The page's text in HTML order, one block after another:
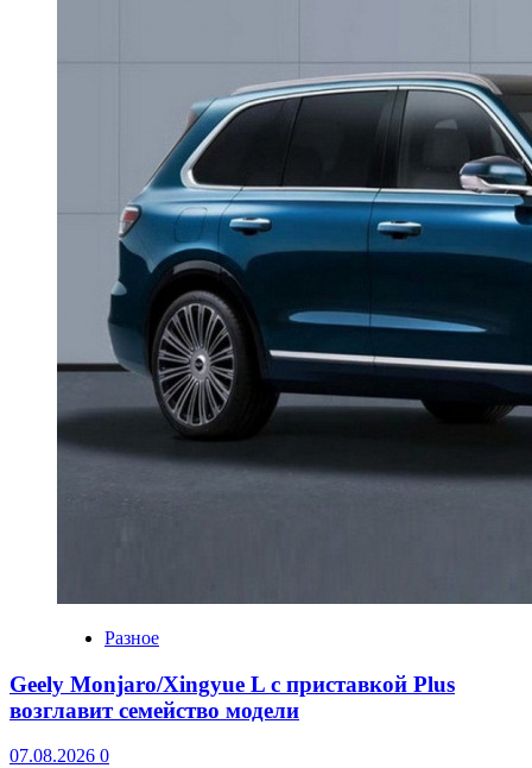
Разное
Geely Monjaro/Xingyue L с приставкой Plus
возглавит семейство модели
07.08.2026 0